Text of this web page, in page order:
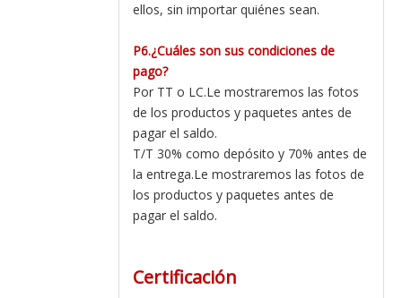
ellos, sin importar quiénes sean.
P6.¿Cuáles son sus condiciones de
pago?
Por TT o LC.Le mostraremos las fotos
de los productos y paquetes antes de
pagar el saldo.
T/T 30% como depósito y 70% antes de
la entrega.Le mostraremos las fotos de
los productos y paquetes antes de
pagar el saldo.
Certificación